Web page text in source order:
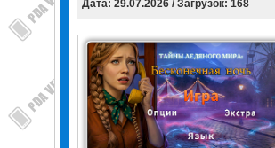
Дата: 29.07.2026 / Загрузок: 168